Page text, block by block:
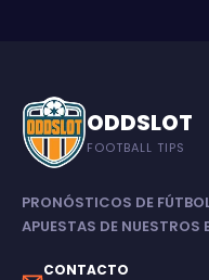
ODDSLOT
FOOTBALL TIPS
PRONÓSTICOS DE
APUESTAS DE NUESTROS
CONTACTO